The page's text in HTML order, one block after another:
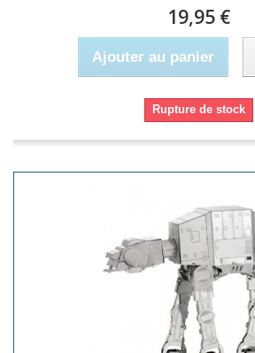
19,95 €
Ajouter au panier
Rupture de stock